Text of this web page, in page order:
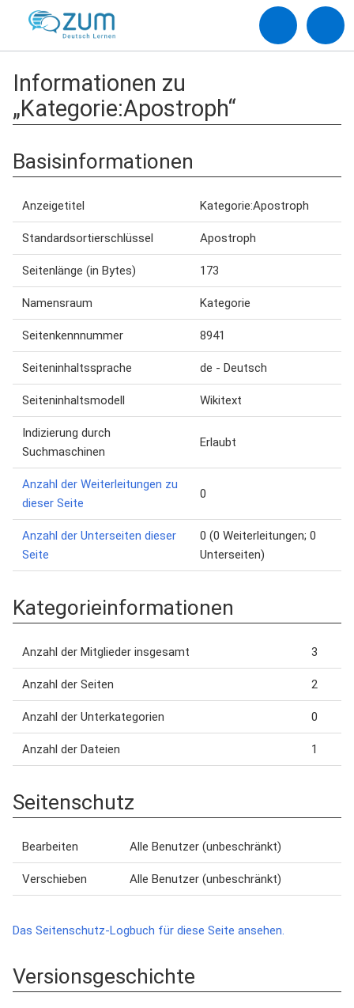
Informationen zu
„Kategorie:Apostroph“
Basisinformationen
Anzeigetitel Kategorie:Apostroph
Standardsortierschlüssel Apostroph
Seitenlänge (in Bytes) 173
Namensraum Kategorie
Seitenkennnummer 8941
Seiteninhaltssprache de - Deutsch
Seiteninhaltsmodell Wikitext
Indizierung durch
Suchmaschinen
Erlaubt
Anzahl der Weiterleitungen zu
dieser Seite
0
Anzahl der Unterseiten dieser
Seite
0 (0 Weiterleitungen; 0
Unterseiten)
Kategorieinformationen
Anzahl der Mitglieder insgesamt 3
Anzahl der Seiten 2
Anzahl der Unterkategorien 0
Anzahl der Dateien 1
Seitenschutz
Bearbeiten Alle Benutzer (unbeschränkt)
Verschieben Alle Benutzer (unbeschränkt)
Das Seitenschutz-Logbuch für diese Seite ansehen.
Versionsgeschichte